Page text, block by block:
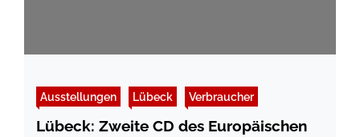
Ausstellungen Lübeck Verbraucher
Lübeck: Zweite CD des Europäischen